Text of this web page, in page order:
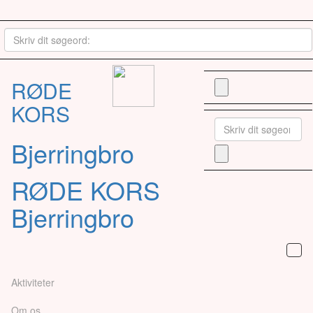
RØDE
KORS
Bjerringbro
RØDE KORS
Bjerringbro
Aktiviteter
Om os